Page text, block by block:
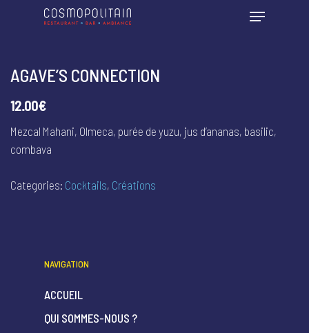
AGAVE’S CONNECTION
12.00€
Mezcal Mahani, Olmeca, purée de yuzu, jus d’ananas, basilic,
combava
Categories: Cocktails, Créations
NAVIGATION
ACCUEIL
QUI SOMMES-NOUS ?